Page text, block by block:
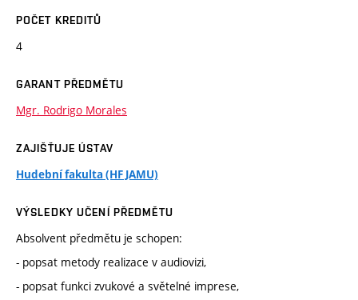
POČET KREDITŮ
4
GARANT PŘEDMĚTU
Mgr. Rodrigo Morales
ZAJIŠŤUJE ÚSTAV
Hudební fakulta (HF JAMU)
VÝSLEDKY UČENÍ PŘEDMĚTU
Absolvent předmětu je schopen:
- popsat metody realizace v audiovizi,
- popsat funkci zvukové a světelné imprese,